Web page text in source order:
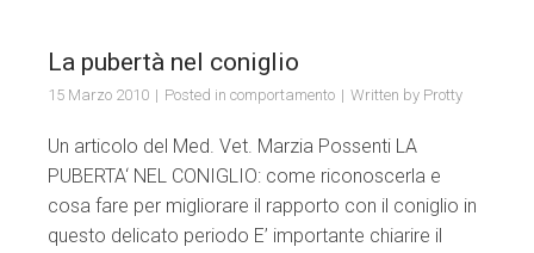
La pubertà nel coniglio
15 Marzo 2010 Posted in comportamento Written by Protty
Un articolo del Med. Vet. Marzia Possenti LA
PUBERTA‘ NEL CONIGLIO: come riconoscerla e
cosa fare per migliorare il rapporto con il coniglio in
questo delicato periodo E’ importante chiarire il